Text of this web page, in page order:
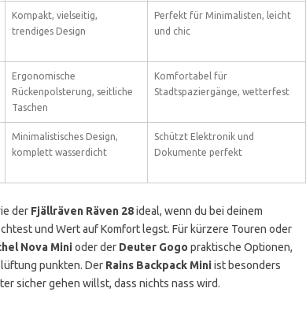
Kompakt, vielseitig,
trendiges Design
Perfekt für Minimalisten, leicht
und chic
Ergonomische
Rückenpolsterung, seitliche
Taschen
Komfortabel für
Stadtspaziergänge, wetterfest
Minimalistisches Design,
komplett wasserdicht
Schützt Elektronik und
Dokumente perfekt
der Fjällräven Räven 28ideal, wenn du bei deinem
und Wert auf Komfort legst. Für kürzere Touren oder
Nova Minioder der Deuter Gogo praktische Optionen,
punkten. Der Rains Backpack Miniist besonders
sicher gehen willst, dass nichts nass wird.